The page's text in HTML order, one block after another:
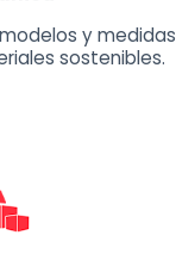
y medidas
sostenibles.